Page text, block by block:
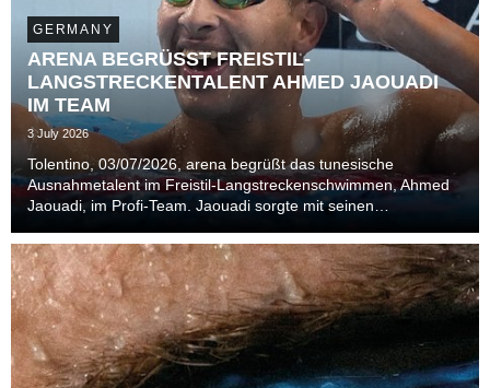
GERMANY
ARENA BEGRÜSST FREISTIL-
LANGSTRECKENTALENT AHMED JAOUADI
IM TEAM
3 July 2026
Tolentino, 03/07/2026, arena begrüßt das tunesische
Ausnahmetalent im Freistil-Langstreckenschwimmen, Ahmed
Jaouadi, im Profi-Team. Jaouadi sorgte mit seinen
und 2025 in Singapur für Furore in der Szene.